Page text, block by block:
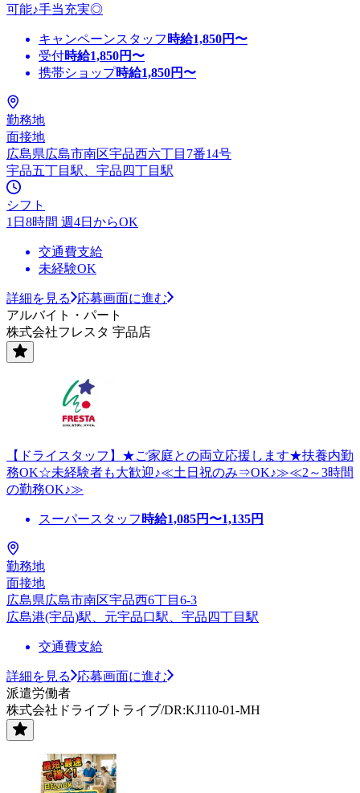
可能♪手当充実◎
キャンペーンスタッフ 時給1,850円〜
受付時給1,850円〜
携帯ショップ時給1,850円〜
勤務地
面接地
広島県広島市南区宇品西六丁目7番14号
宇品五丁目駅、宇品四丁目駅
シフト
1日8時間 週4日からOK
交通費支給
未経験OK
詳細を見る
応募画面に進む
アルバイト・パート
株式会社フレスタ 宇品店
【ドライスタッフ】★ご家庭との両立応援します★扶養内勤
務OK☆未経験者も大歓迎♪≪土日祝のみ⇒OK♪≫≪2～3時間
の勤務OK♪≫
スーパースタッフ 時給1,085円〜1,135円
勤務地
面接地
広島県広島市南区宇品西6丁目6-3
広島港(宇品)駅、元宇品口駅、宇品四丁目駅
交通費支給
詳細を見る
応募画面に進む
派遣労働者
株式会社ドライブトライブ/DR:KJ110-01-MH